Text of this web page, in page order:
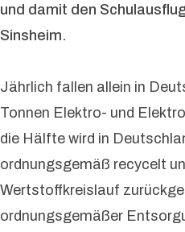
und damit den
Sinsheim.
Jährlich fallen allein in
Tonnen Elektro- und
die Hälfte wird in
ordnungsgemäß recycelt
Wertstoffkreislauf
ordnungsgemäßer